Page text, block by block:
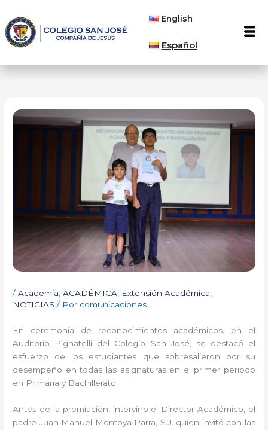
contenido
English
Español
/Academia,ACADÉMICA, Extensión Académica,
NOTICIAS / Por comunicaciones
En ceremonia de reconocimientos académicos, en el
Auditorio Pignatelli del Colegio San José, se destacó el
esfuerzo de los estudiantes que sobresalieron por su
desempeño en todas las asignaturas en el primer periodo
en Primaria y Bachillerato.
Antes de la premiación, intervino el Director Académico, el
padre Juan Manuel Montoya Parra, S.J. quien invitó con las